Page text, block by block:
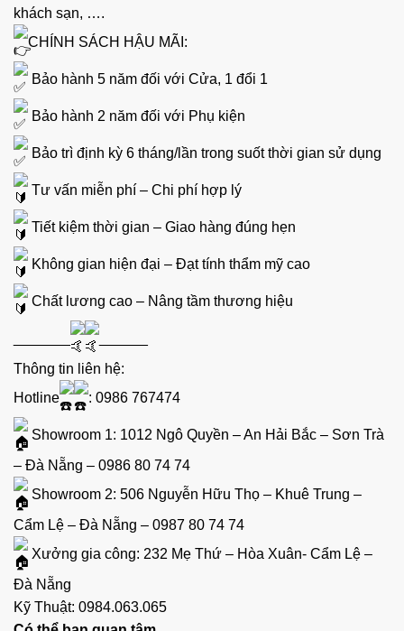
khách sạn, ….
CHÍNH SÁCH HẬU MÃI:
Bảo hành 5 năm đối với Cửa, 1 đổi 1
Bảo hành 2 năm đối với Phụ kiện
Bảo trì định kỳ 6 tháng/lần trong suốt thời gian sử dụng
Tư vấn miễn phí – Chi phí hợp lý
Tiết kiệm thời gian – Giao hàng đúng hẹn
Không gian hiện đại – Đạt tính thẩm mỹ cao
Chất lương cao – Nâng tầm thương hiệu
Thông tin liên hệ:
Hotline
: 0986 767474
Showroom 1: 1012 Ngô Quyền – An Hải Bắc – Sơn Trà
– Đà Nẵng – 0986 80 74 74
Showroom 2: 506 Nguyễn Hữu Thọ – Khuê Trung –
Cẩm Lệ – Đà Nẵng – 0987 80 74 74
Xưởng gia công: 232 Mẹ Thứ – Hòa Xuân- Cẩm Lệ –
Đà Nẵng
Kỹ Thuật: 0984.063.065